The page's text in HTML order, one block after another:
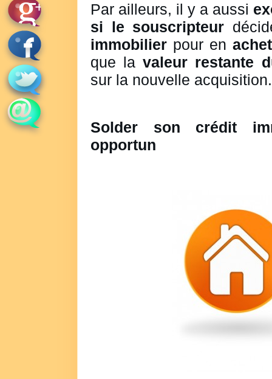
Par ailleurs, il y a aussi
si le souscripteur
immobilier pour en
que la valeur restante
sur la nouvelle acquisition.
Solder son crédit
opportun